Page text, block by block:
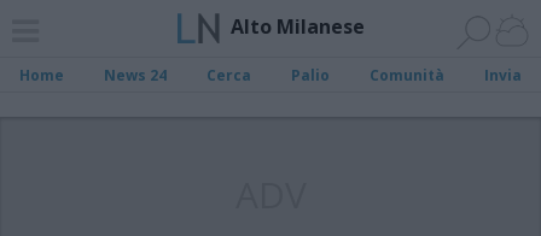
Alto Milanese
Home News 24 Cerca Palio Comunità Invia